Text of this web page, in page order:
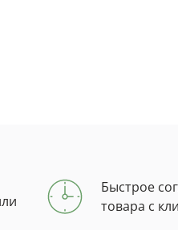
Быстрое
товара с